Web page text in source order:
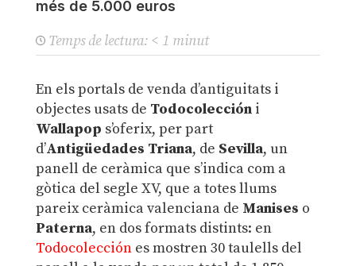
més de 5.000 euros
Temps de lectura: < 1 minut
En els portals de venda d’antiguitats i
objectes usats de Todocoleccióni
Wallapop s’oferix, per part
d’Antigüedades Triana, de Sevilla, un
panell de ceràmica que s’indica com a
gòtica del segle XV, que a totes llums
pareix ceràmica valenciana de Manises o
Paterna, en dos formats distints: en
Todocolecciónes mostren 30 taulells del